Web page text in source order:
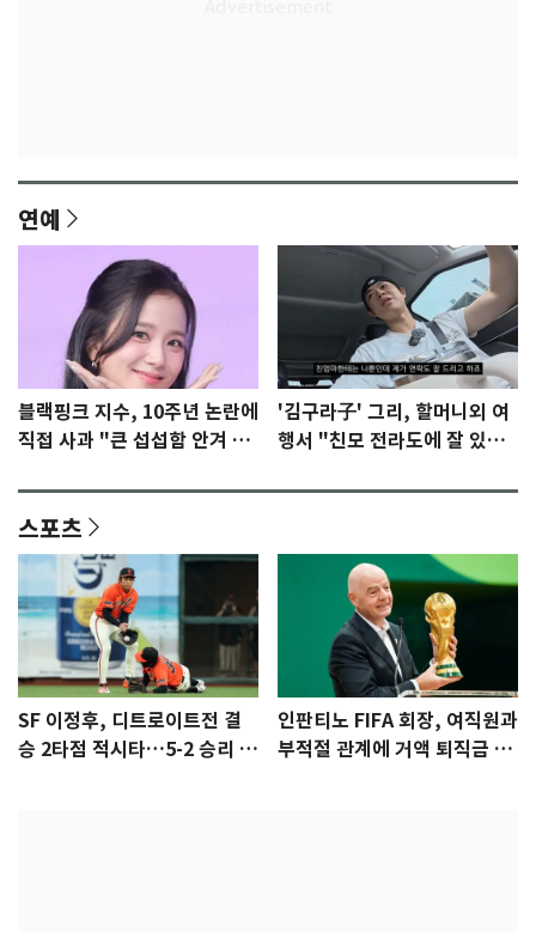
연예
블랙핑크 지수, 10주년 논란에
직접 사과 "큰 섭섭함 안겨 미
'김구라子' 그리, 할머니외 여
행서 "친모 전라도에 잘 있
스포츠
SF 이정후, 디트로이트전 결
승 2타점 적시타…5-2 승리 견
인판티노 FIFA 회장, 여직원과
부적절 관계에 거액 퇴직금 지